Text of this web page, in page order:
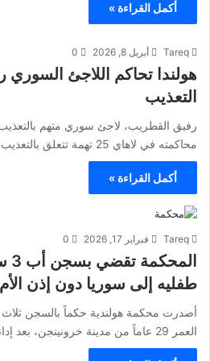
أكمل القراءة »
Tareq أبريل 8, 2026 0
هولندا تحاكم اللاجئ
التعذيب
رفيق القطريب، لاجئ سوري متهم
محاكمته في لاهاي 25 تهمة تتعلق بالتعذيب والاعتداء الجنسي
أكمل القراءة »
Tareq فبراير 17, 2026 0
طفليه إلى سوريا دون إذن الأم
أصدرت محكمة هولندية حكماً بالسجن
العمر 29 عاماً من مدينة خرونينجن، بعد إدانته باصطحاب…